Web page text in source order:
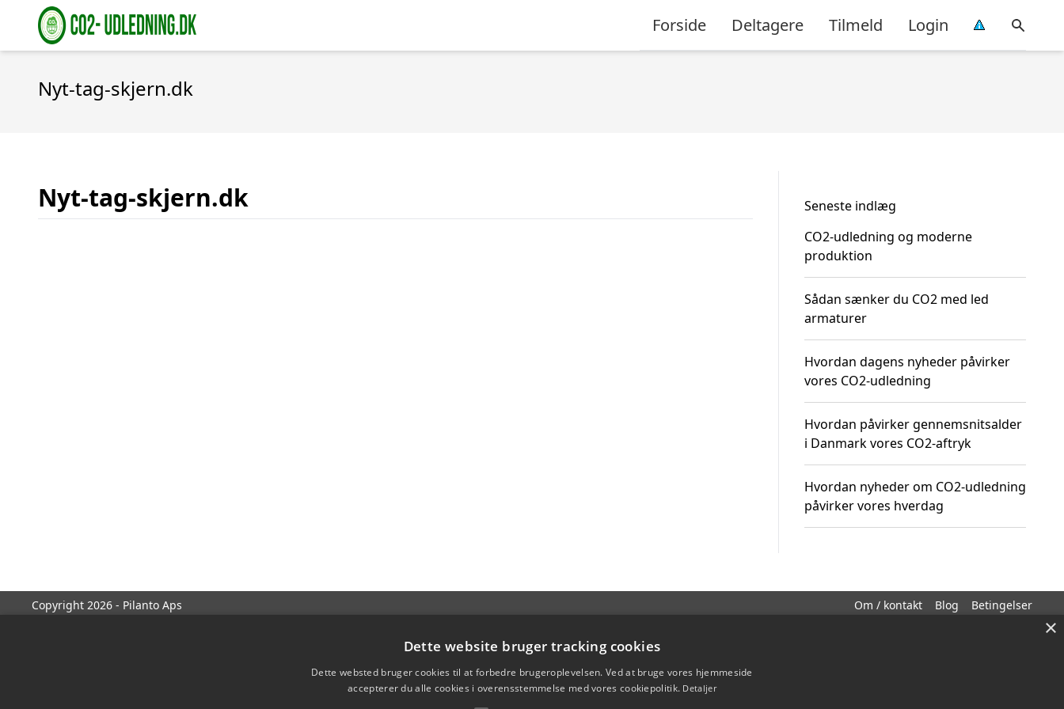
Forside Deltagere Tilmeld Login
Nyt-tag-skjern.dk
Nyt-tag-skjern.dk
Seneste indlæg
CO2-udledning og moderne
produktion
Sådan sænker du CO2 med led
armaturer
Hvordan dagens nyheder påvirker
vores CO2-udledning
Hvordan påvirker gennemsnitsalder
i Danmark vores CO2-aftryk
Hvordan nyheder om CO2-udledning
påvirker vores hverdag
Copyright 2026 - Pilanto Aps Om / kontakt Blog Betingelser
×
Dette website bruger tracking cookies
Dette websted bruger cookies til at forbedre brugeroplevelsen. Ved at bruge vores hjemmeside
accepterer du alle cookies i overensstemmelse med vores cookiepolitik. Detaljer